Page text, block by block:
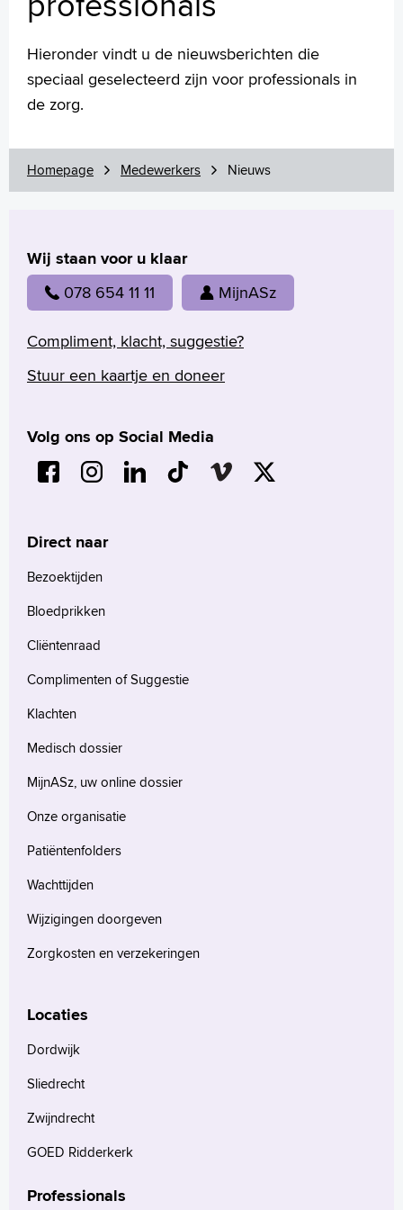
Contact
MijnASz
Verwijzers
Voorleesfunctie
Language
Zoeken
English
Français
Arabisch
Hieronder vindt u de nieuwsberichten die
speciaal geselecteerd zijn voor professionals in
de zorg.
Homepage Medewerkers Nieuws
Wij staan voor u klaar
078 654 11 11 MijnASz
Compliment, klacht, suggestie?
Stuur een kaartje en doneer
Volg ons op Social Media
Direct naar
Bezoektijden
Bloedprikken
Cliëntenraad
Complimenten of Suggestie
Klachten
Medisch dossier
MijnASz, uw online dossier
Onze organisatie
Patiëntenfolders
Wachttijden
Wijzigingen doorgeven
Zorgkosten en verzekeringen
Locaties
Dordwijk
Sliedrecht
Zwijndrecht
GOED Ridderkerk
Professionals